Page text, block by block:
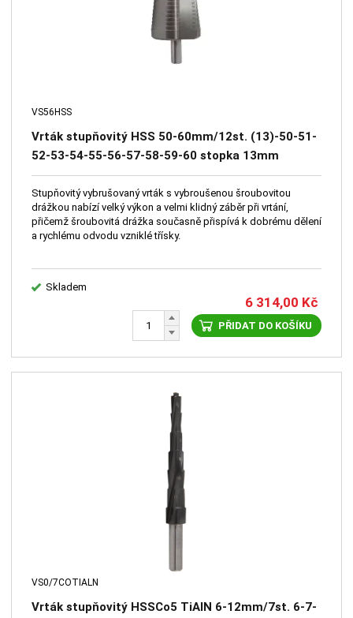
VS56HSS
Vrták stupňovitý HSS 50-60mm/12st. (13)-50-51-
52-53-54-55-56-57-58-59-60 stopka 13mm
spirálová drážka
Stupňovitý vybrušovaný vrták s vybroušenou šroubovitou
drážkou nabízí velký výkon a velmi klidný záběr při vrtání,
přičemž šroubovitá drážka současně přispívá k dobrému dělení
a rychlému odvodu vzniklé třísky.
Skladem
6 314,00 Kč
PŘIDAT DO KOŠÍKU
VS0/7COTIALN
Vrták stupňovitý HSSCo5 TiAlN 6-12mm/7st. 6-7-